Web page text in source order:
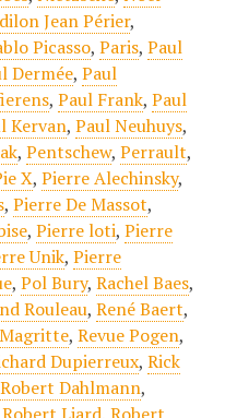
Jean Périer,
Picasso, Paris, Paul
Dermée, Paul
, Paul Frank, Paul
Kervan, Paul Neuhuys,
, Pentschew, Perrault,
X, Pierre Alechinsky,
, Pierre De Massot,
, Pierre loti, Pierre
Unik, Pierre
, Pol Bury, Rachel Baes,
Rouleau, René Baert,
, Revue Pogen,
Dupierreux, Rick
Robert Dahlmann,